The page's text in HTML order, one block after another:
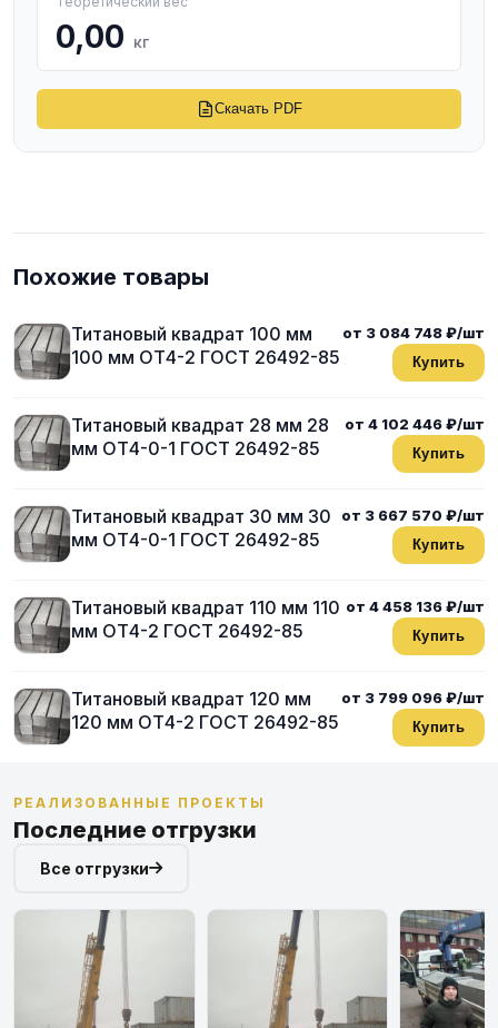
0,00 кг
Скачать PDF
Похожие товары
Титановый квадрат 100 мм
100 мм ОТ4-2 ГОСТ 26492-85
от 3 084 748 ₽/шт
Купить
Титановый квадрат 28 мм 28
мм ОТ4-0-1 ГОСТ 26492-85
от 4 102 446 ₽/шт
Купить
Титановый квадрат 30 мм 30
мм ОТ4-0-1 ГОСТ 26492-85
от 3 667 570 ₽/шт
Купить
Титановый квадрат 110 мм 110
мм ОТ4-2 ГОСТ 26492-85
от 4 458 136 ₽/шт
Купить
Титановый квадрат 120 мм
120 мм ОТ4-2 ГОСТ 26492-85
от 3 799 096 ₽/шт
Купить
РЕАЛИЗОВАННЫЕ ПРОЕКТЫ
Последние отгрузки
Все отгрузки